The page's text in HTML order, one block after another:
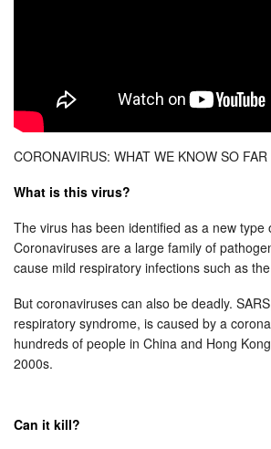
CORONAVIRUS: WHAT WE KNOW SO FAR
What is this virus?
The virus has been identified as a new type
Coronaviruses are a large family of
cause mild respiratory infections such as
But coronaviruses can also be deadly.
respiratory syndrome, is caused by a
hundreds of people in China and Hong
2000s.
Can it kill?